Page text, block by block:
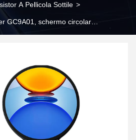
A Pellicola Sottile >
GC9A01, schermo circolare